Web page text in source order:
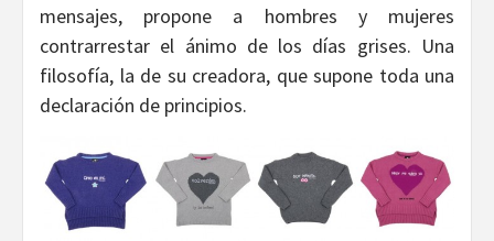
mensajes, propone a hombres y mujeres
contrarrestar el ánimo de los días grises. Una
filosofía, la de su creadora, que supone toda una
declaración de principios.